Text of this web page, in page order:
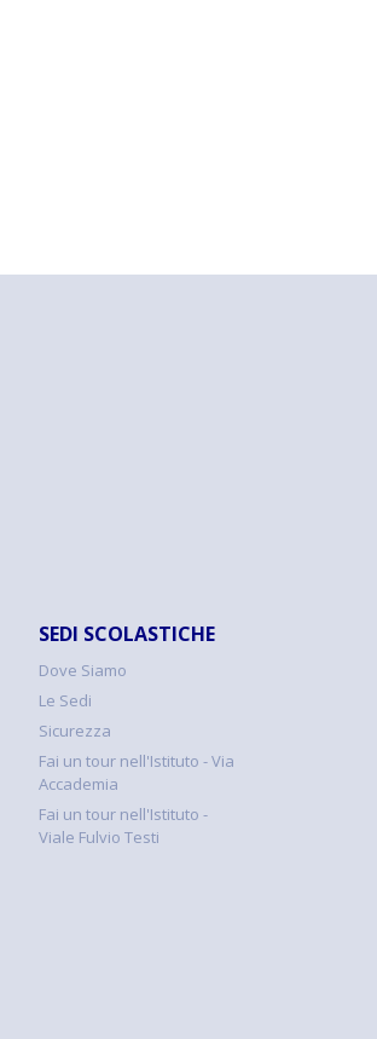
SEDI SCOLASTICHE
Dove Siamo
Le Sedi
Sicurezza
Fai un tour nell'Istituto - Via
Accademia
Fai un tour nell'Istituto -
Viale Fulvio Testi